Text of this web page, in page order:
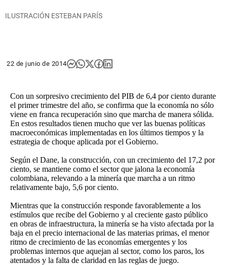
ILUSTRACIÓN ESTEBAN PARÍS
22 de junio de 2014
Con un sorpresivo crecimiento del PIB de 6,4 por ciento durante
el primer trimestre del año, se confirma que la economía no sólo
viene en franca recuperación sino que marcha de manera sólida.
En estos resultados tienen mucho que ver las buenas políticas
macroeconómicas implementadas en los últimos tiempos y la
estrategia de choque aplicada por el Gobierno.
Según el Dane, la construcción, con un crecimiento del 17,2 por
ciento, se mantiene como el sector que jalona la economía
colombiana, relevando a la minería que marcha a un ritmo
relativamente bajo, 5,6 por ciento.
Mientras que la construcción responde favorablemente a los
estímulos que recibe del Gobierno y al creciente gasto público
en obras de infraestructura, la minería se ha visto afectada por la
baja en el precio internacional de las materias primas, el menor
ritmo de crecimiento de las economías emergentes y los
problemas internos que aquejan al sector, como los paros, los
atentados y la falta de claridad en las reglas de juego.